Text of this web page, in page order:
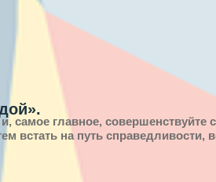
самое главное, совершенствуйте
встать на путь справедливости,